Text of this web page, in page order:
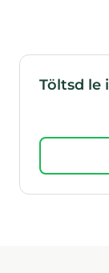
Töltsd le